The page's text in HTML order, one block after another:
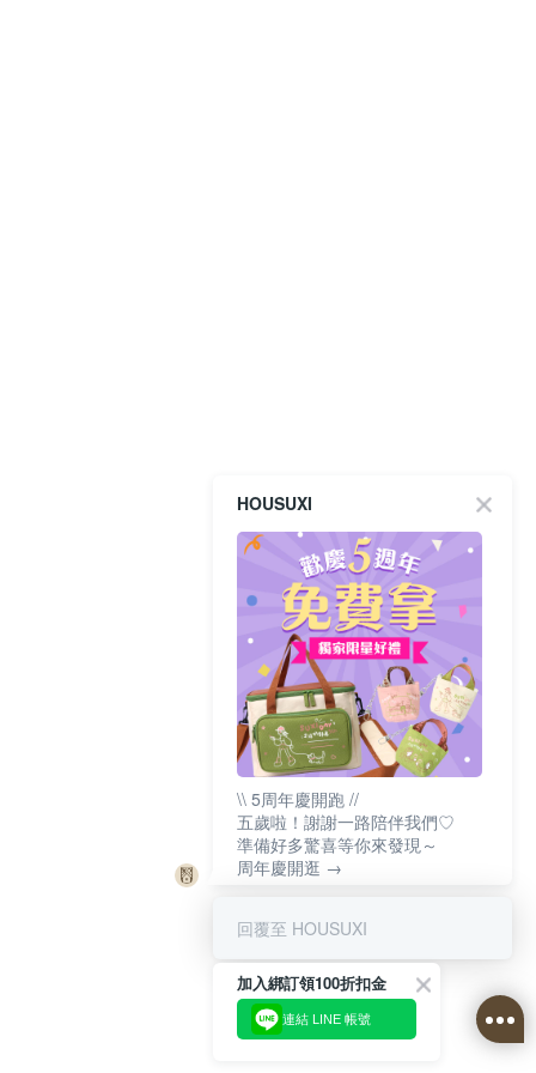
HOUSUXI
\\ 5周年慶開跑 //
五歲啦！謝謝一路陪伴我們♡
準備好多驚喜等你來發現～
周年慶開逛 →
回覆至 HOUSUXI
加入綁訂領100折扣金
連結 LINE 帳號